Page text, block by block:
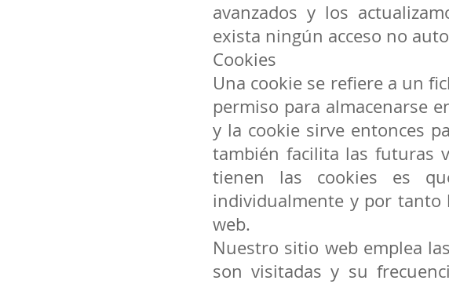
avanzados y los
exista ningún acceso no
Cookies
Una cookie se refiere a un
permiso para almacenarse
y la cookie sirve entonces
también facilita las futuras
tienen las cookies es
individualmente y por tanto
web.
Nuestro sitio web emplea
son visitadas y su